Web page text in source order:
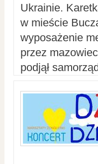
Ukrainie.
w mieście
wyposażenie
przez
podjął